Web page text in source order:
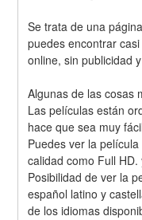
Se trata de una
puedes encontrar
online, sin publicidad
Algunas de las cosas
Las películas están
hace que sea muy
Puedes ver la
calidad como Full
Posibilidad de ver la
español latino y
de los idiomas